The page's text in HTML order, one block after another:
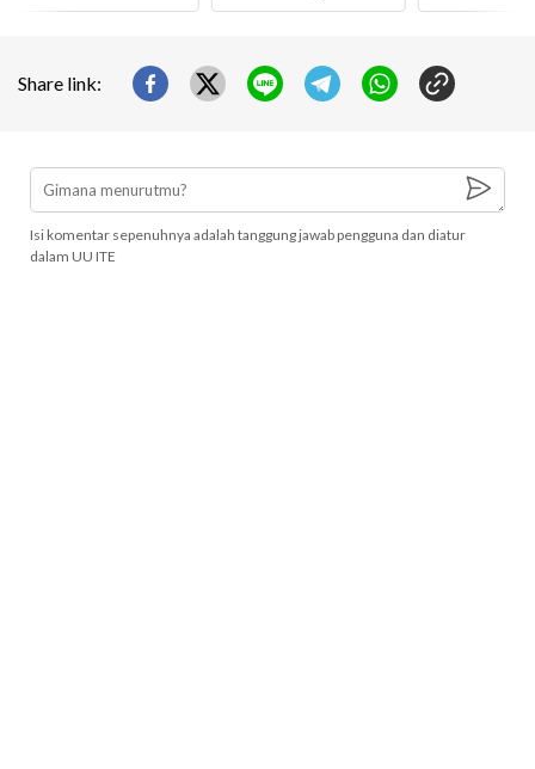
Share link:
Isi komentar sepenuhnya adalah tanggung jawab pengguna dan diatur
dalam UU ITE